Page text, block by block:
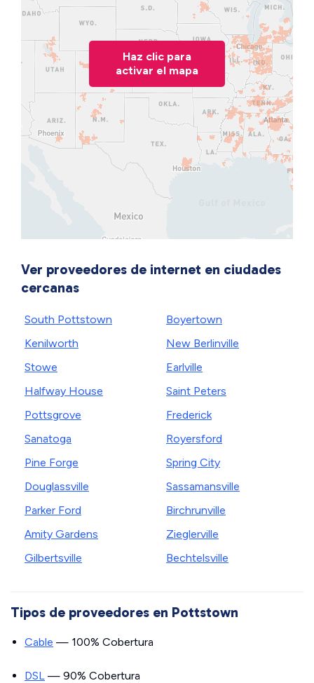
Haz clic para
activar el mapa
Ver proveedores de internet en ciudades
cercanas
South Pottstown
Kenilworth
Stowe
Halfway House
Pottsgrove
Sanatoga
Pine Forge
Douglassville
Parker Ford
Amity Gardens
Gilbertsville
Boyertown
New Berlinville
Earlville
Saint Peters
Frederick
Royersford
Spring City
Sassamansville
Birchrunville
Zieglerville
Bechtelsville
Tipos de proveedores en Pottstown
Cable — 100% Cobertura
DSL — 90% Cobertura